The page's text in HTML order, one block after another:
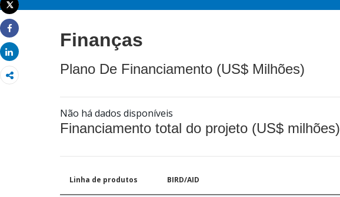
Imprimir
Tweet
Share
Share
Finanças
Plano De Financiamento (US$ Milhões)
Não há dados disponíveis
Financiamento total do projeto (US$ milhões)
Linha de produtos BIRD/AID